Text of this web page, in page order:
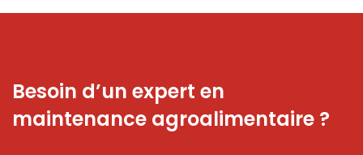
Besoin d’un expert en
maintenance agroalimentaire ?